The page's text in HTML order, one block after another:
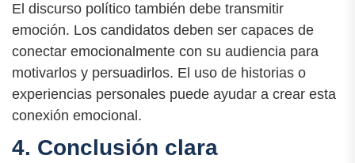
El discurso político también debe transmitir
emoción. Los candidatos deben ser capaces de
conectar emocionalmente con su audiencia para
motivarlos y persuadirlos. El uso de historias o
experiencias personales puede ayudar a crear esta
conexión emocional.
4. Conclusión clara